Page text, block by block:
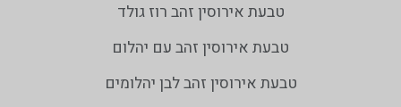
טבעת אירוסין זהב רוז גולד
טבעת אירוסין זהב עם יהלום
טבעת אירוסין זהב לבן יהלומים